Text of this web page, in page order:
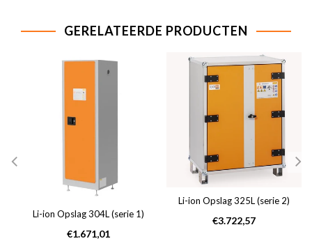
GERELATEERDE PRODUCTEN
Li-ion Opslag 304L (serie 1)
Normale
€1.671,01
Li-ion Opslag 325L (serie 2)
Normale
€3.722,57